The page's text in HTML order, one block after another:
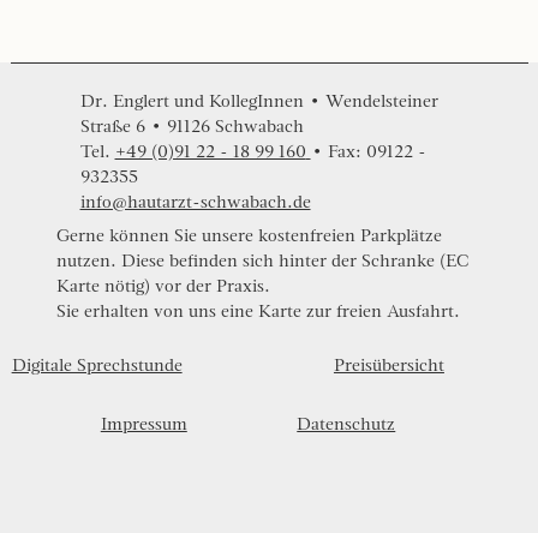
Digitale Sprechstunde Preisübersicht
Datenschutz
Impressum
Dr. Englert und KollegInnen • Wendelsteiner
Straße 6 • 91126 Schwabach
Tel. +49 (0)91 22 - 18 99 160 • Fax: 09122 -
932355
info@hautarzt-schwabach.de
Gerne können Sie unsere kostenfreien Parkplätze
nutzen. Diese befinden sich hinter der Schranke (EC
Karte nötig) vor der Praxis.
Sie erhalten von uns eine Karte zur freien Ausfahrt.